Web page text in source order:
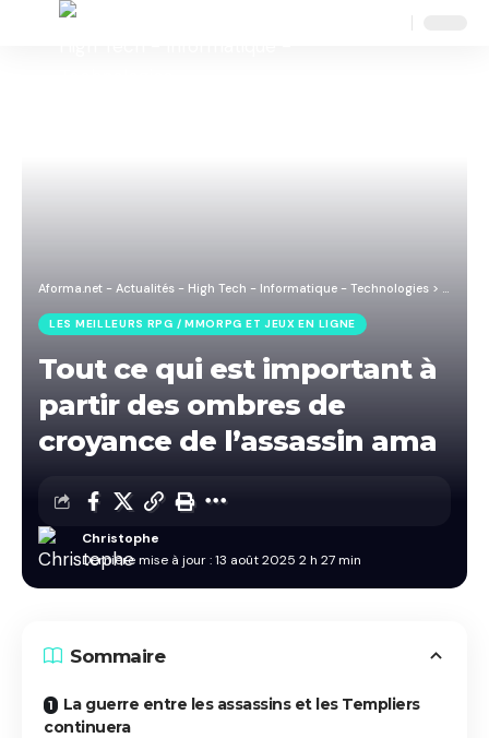
Aforma.net - Actualités - High Tech - Informatique - Technologies > Blog
LES MEILLEURS RPG / MMORPG ET JEUX EN LIGNE
Tout ce qui est important à
partir des ombres de
croyance de l’assassin ama
Dernière mise à jour : 13 août 2025 2 h 27 min
Christophe
Sommaire
La guerre entre les assassins et les Templiers
continuera